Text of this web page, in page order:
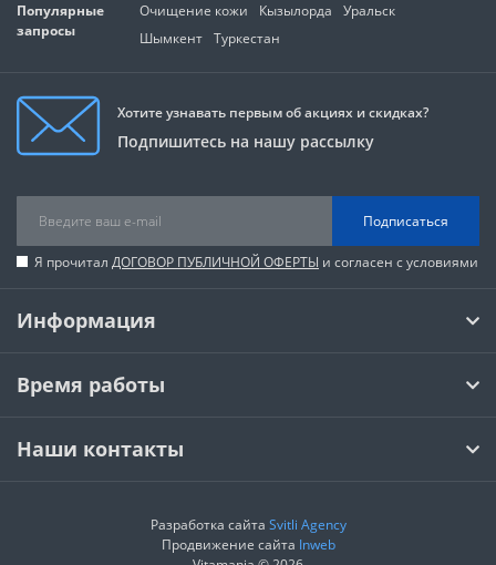
Популярные
запросы
Очищение кожи Кызылорда
Уральск
Шымкент Туркестан
Хотите узнавать первым об акциях и скидках?
Подпишитесь на нашу рассылку
Подписаться
Я прочитал ДОГОВОР ПУБЛИЧНОЙ ОФЕРТЫ и согласен с условиями
Информация
Время работы
Наши контакты
Разработка сайта Svitli Agency
Продвижение сайта Inweb